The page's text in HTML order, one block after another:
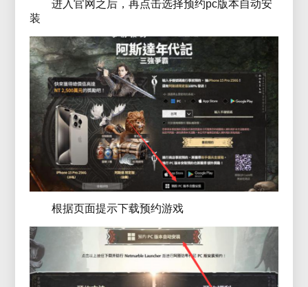
进入官网之后，再点击选择预约pc版本自动安
装
根据页面提示下载预约游戏